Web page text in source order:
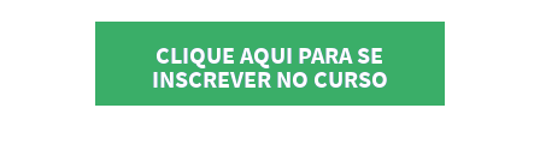
CLIQUE AQUI PARA SE
INSCREVER NO CURSO